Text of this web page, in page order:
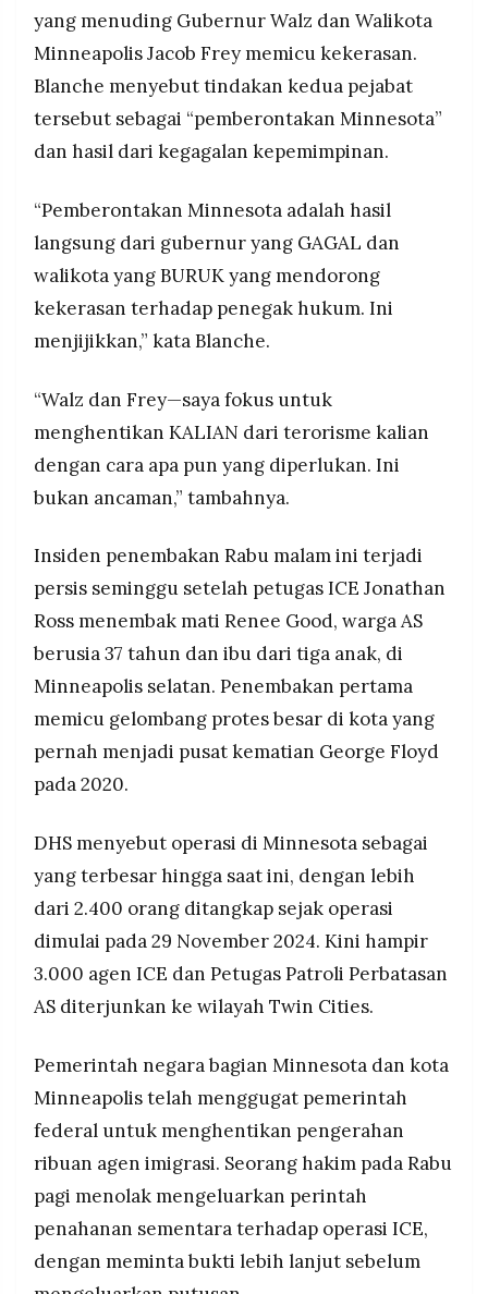
yang menuding Gubernur Walz dan Walikota
Minneapolis Jacob Frey memicu kekerasan.
Blanche menyebut tindakan kedua pejabat
tersebut sebagai “pemberontakan Minnesota”
dan hasil dari kegagalan kepemimpinan.
“Pemberontakan Minnesota adalah hasil
langsung dari gubernur yang GAGAL dan
walikota yang BURUK yang mendorong
kekerasan terhadap penegak hukum. Ini
menjijikkan,” kata Blanche.
“Walz dan Frey—saya fokus untuk
menghentikan KALIAN dari terorisme kalian
dengan cara apa pun yang diperlukan. Ini
bukan ancaman,” tambahnya.
Insiden penembakan Rabu malam ini terjadi
persis seminggu setelah petugas ICE Jonathan
Ross menembak mati Renee Good, warga AS
berusia 37 tahun dan ibu dari tiga anak, di
Minneapolis selatan. Penembakan pertama
memicu gelombang protes besar di kota yang
pernah menjadi pusat kematian George Floyd
pada 2020.
DHS menyebut operasi di Minnesota sebagai
yang terbesar hingga saat ini, dengan lebih
dari 2.400 orang ditangkap sejak operasi
dimulai pada 29 November 2024. Kini hampir
3.000 agen ICE dan Petugas Patroli Perbatasan
AS diterjunkan ke wilayah Twin Cities.
Pemerintah negara bagian Minnesota dan kota
Minneapolis telah menggugat pemerintah
federal untuk menghentikan pengerahan
ribuan agen imigrasi. Seorang hakim pada Rabu
pagi menolak mengeluarkan perintah
penahanan sementara terhadap operasi ICE,
dengan meminta bukti lebih lanjut sebelum